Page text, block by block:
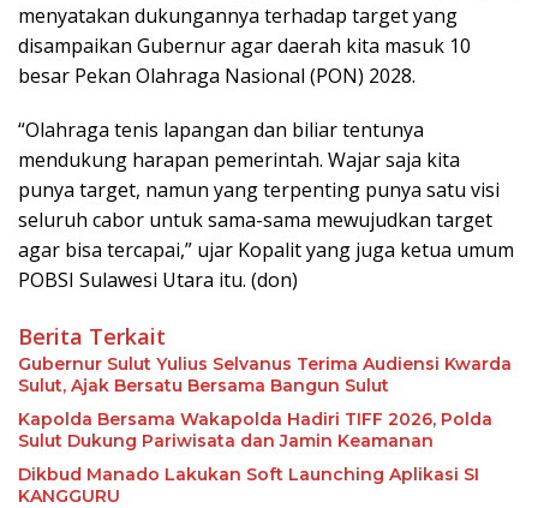
menyatakan dukungannya terhadap target yang
disampaikan Gubernur agar daerah kita masuk 10
besar Pekan Olahraga Nasional (PON) 2028.
“Olahraga tenis lapangan dan biliar tentunya
mendukung harapan pemerintah. Wajar saja kita
punya target, namun yang terpenting punya satu visi
seluruh cabor untuk sama-sama mewujudkan target
agar bisa tercapai,” ujar Kopalit yang juga ketua umum
POBSI Sulawesi Utara itu. (don)
Berita Terkait
Gubernur Sulut Yulius Selvanus Terima Audiensi Kwarda
Sulut, Ajak Bersatu Bersama Bangun Sulut
Kapolda Bersama Wakapolda Hadiri TIFF 2026, Polda
Sulut Dukung Pariwisata dan Jamin Keamanan
Dikbud Manado Lakukan Soft Launching Aplikasi SI
KANGGURU